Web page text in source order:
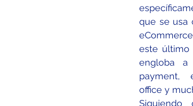
que se usa
este
engloba
payment,
office y
Siguiendo